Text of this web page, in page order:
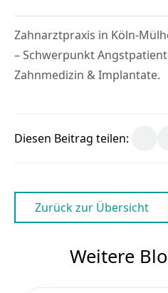
Zahnarztpraxis in Köln-
– Schwerpunkt
Zahnmedizin & Implantate.
Diesen Beitrag teilen:
Zurück zur Übersicht
Weitere